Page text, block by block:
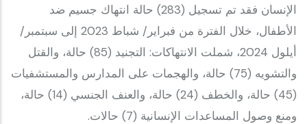
الإنسان فقد تم تسجيل (283) حالة انتهاك جسيم ضد
الأطفال، خلال الفترة من فبراير/ شباط 2023 إلى سبتمبر/
أيلول 2024، شملت الانتهاكات: التجنيد (85) حالة، والقتل
والتشويه (75) حالة، والهجمات على المدارس والمستشفيات
(45) حالة، والخطف (24) حالة، والعنف الجنسي (14) حالة،
ومنع وصول المساعدات الإنسانية (7) حالات.